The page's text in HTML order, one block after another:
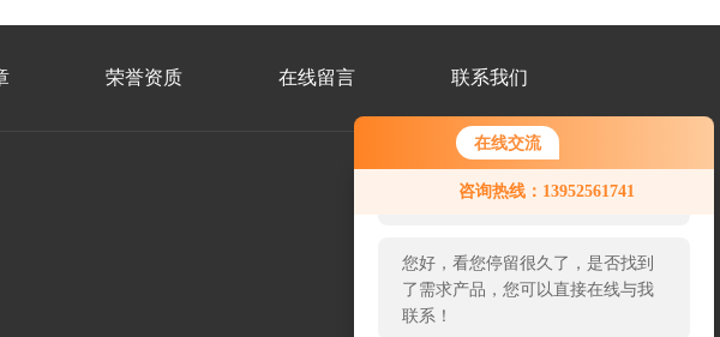
在线交流
咨询热线：13952561741
您好！欢迎前来咨询，很高兴为您
服务，请问您要咨询什么问题呢？
您好，看您停留很久了，是否找到
了需求产品，您可以直接在线与我
联系！
荣誉资质 在线留言 联系我们
号
二
维
码